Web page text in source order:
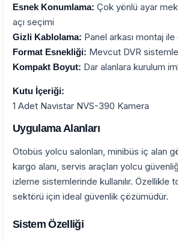
Esnek Konumlama: Çok yönlü ayar
açı seçimi
Gizli Kablolama: Panel arkası montaj
Format Esnekliği: Mevcut DVR
Kompakt Boyut: Dar alanlara kurulum
Kutu İçeriği:
1 Adet Navistar NVS-390 Kamera
Uygulama Alanları
Otobüs yolcu salonları, minibüs iç alan
kargo alanı, servis araçları yolcu
izleme sistemlerinde kullanılır. Özellikle
sektörü için ideal güvenlik çözümüdür.
Sistem Özelliği